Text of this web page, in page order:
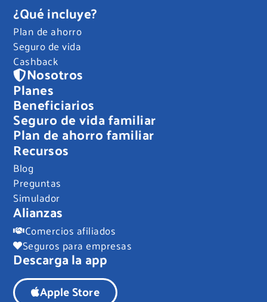
¿Qué incluye?
Plan de ahorro
Seguro de vida
Cashback
Nosotros
Planes
Beneficiarios
Seguro de vida familiar
Plan de ahorro familiar
Recursos
Blog
Preguntas
Simulador
Alianzas
Comercios afiliados
Seguros para empresas
Descarga la app
Apple Store